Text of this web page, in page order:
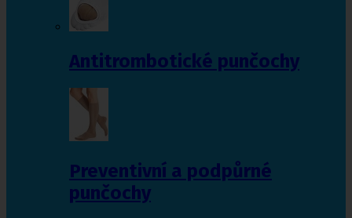
Antitrombotické punčochy
Preventivní a podpůrné
punčochy